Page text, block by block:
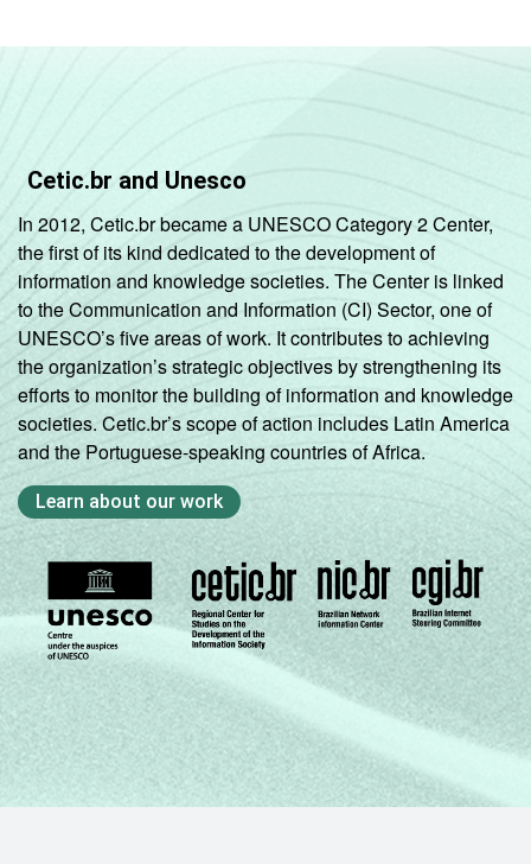
Cetic.br and Unesco
In 2012, Cetic.br became a UNESCO Category 2 Center,
the first of its kind dedicated to the development of
information and knowledge societies. The Center is linked
to the Communication and Information (CI) Sector, one of
UNESCO’s five areas of work. It contributes to achieving
the organization’s strategic objectives by strengthening its
efforts to monitor the building of information and knowledge
societies. Cetic.br’s scope of action includes Latin America
and the Portuguese-speaking countries of Africa.
Learn about our work